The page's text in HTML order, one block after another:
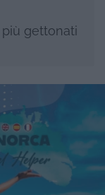
più gettonati